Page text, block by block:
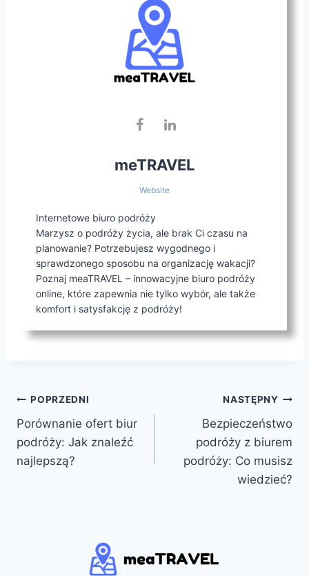
meTRAVEL
Website
Internetowe biuro podróży
Marzysz o podróży życia, ale brak Ci czasu na
planowanie? Potrzebujesz wygodnego i
sprawdzonego sposobu na organizację wakacji?
Poznaj meaTRAVEL – innowacyjne biuro podróży
online, które zapewnia nie tylko wybór, ale także
komfort i satysfakcję z podróży!
Nawigacja
wpisu
POPRZEDNI
Porównanie ofert biur
podróży: Jak znaleźć
najlepszą?
NASTĘPNY
Bezpieczeństwo
podróży z biurem
podróży: Co musisz
wiedzieć?